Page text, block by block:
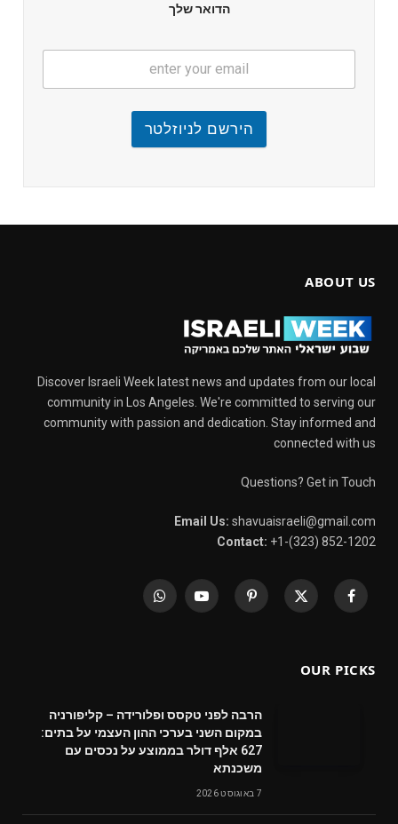
הדואר שלך
הירשם לניוזלטר
ABOUT US
Discover Israeli Week latest news and updates from our local
community in Los Angeles. We're committed to serving our
community with passion and dedication. Stay informed and
connected with us
Questions? Get in Touch
Email Us: shavuaisraeli@gmail.com
Contact: +1-(323) 852-1202
Facebook
X
Pinterest
YouTube
WhatsApp
OUR PICKS
הרבה לפני טקסס ופלורידה – קליפורניה
במקום השני בערכי ההון העצמי על בתים:
627 אלף דולר בממוצע על נכסים עם
משכנתא
7 באוגוסט 2026